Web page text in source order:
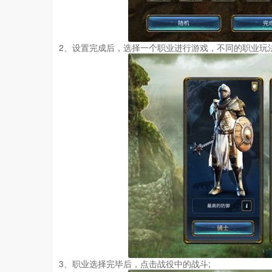
2、设置完成后，选择一个职业进行游戏，不同的职业玩
3、职业选择完毕后，点击战役中的战斗;